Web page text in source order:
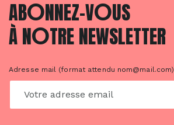
ABONNEZ-VOUS
À NOTRE NEWSLETTER
Adresse mail (format attendu nom@mail.com)